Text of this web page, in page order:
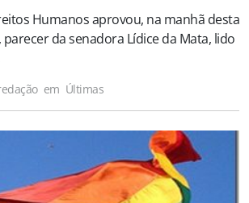
Humanos aprovou, na manhã desta
da senadora Lídice da Mata, lido
em Últimas